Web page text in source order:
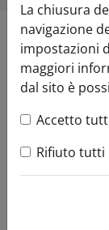
Si informano
pagamento
La chiusura
navigazione
impostazioni
maggiori
dal sito è
Accetto
Rifiuto tutti